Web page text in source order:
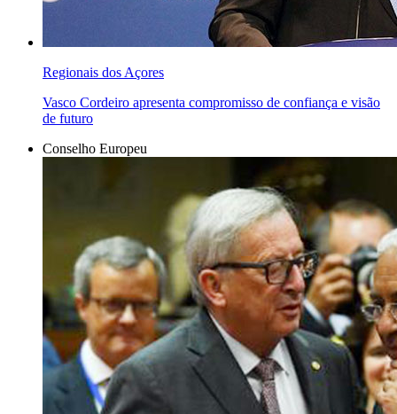
Regionais dos Açores
Vasco Cordeiro apresenta compromisso de confiança e visão
de futuro
Conselho Europeu